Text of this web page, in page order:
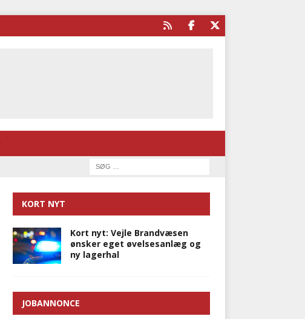
KORT NYT
Kort nyt: Vejle Brandvæsen
ønsker eget øvelsesanlæg og
ny lagerhal
JOBANNONCE